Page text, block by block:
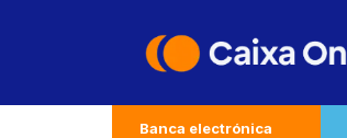
Banca electrónica